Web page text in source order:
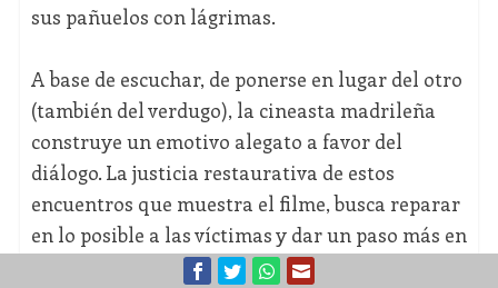
sus pañuelos con lágrimas.
A base de escuchar, de ponerse en lugar del otro
(también del verdugo), la cineasta madrileña
construye un emotivo alegato a favor del
diálogo. La justicia restaurativa de estos
encuentros que muestra el filme, busca reparar
en lo posible a las víctimas y dar un paso más en
la reinserción de etarras, al asumir y pedir